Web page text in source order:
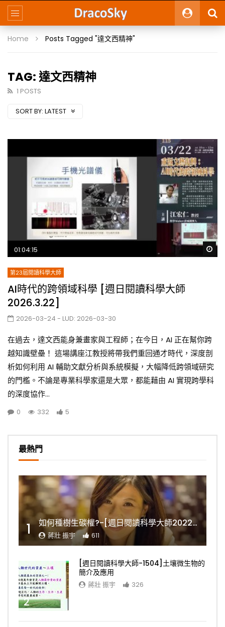
Home Posts Tagged "達文西精神"
TAG: 達文西精神
1 POSTS
SORT BY: LATEST
01:04:15
第23屆閱讀科學大師
AI時代的跨領域科學 [週日閱讀科學大師
2026.3.22]
2026-03-24 - LUD: 2026-03-30
在過去，達文西能身兼畫家與工程師；在今日，AI 正在幫你跨
越知識壁壘！ 這場講座江教授將帶我們重回通才時代，深度剖
析如何利用 AI 輔助文獻分析與系統模擬，大幅降低跨領域研究
的門檻。不論是專業科學家還是大眾，都能藉由 AI 實現跨學科
的深度協作...
0 332 5
最熱門
1 如何種樹生碳權?-[週日閱讀科學大師2022.11.06]
蔣壯 振宇 611
2
[週日閱讀科學大師-1504]土壤微生物的
簡介及應用
蔣壯 振宇 326